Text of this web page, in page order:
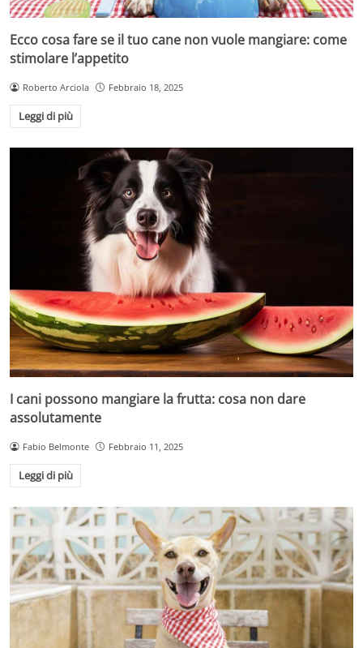
Ecco cosa fare se il tuo cane non vuole mangiare: come
stimolare l’appetito
Roberto Arciola Febbraio 18, 2025
Leggi di più
I cani possono mangiare la frutta: cosa non dare
assolutamente
Fabio Belmonte Febbraio 11, 2025
Leggi di più